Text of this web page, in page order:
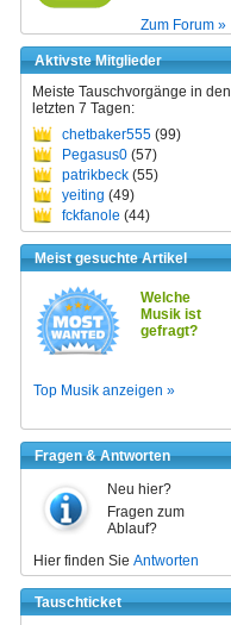
Zum Forum »
Aktivste Mitglieder
Meiste Tauschvorgänge in den
letzten 7 Tagen:
chetbaker555 (99)
Pegasus0 (57)
patrikbeck (55)
yeiting (49)
fckfanole (44)
Meist gesuchte Artikel
Welche
Musik ist
gefragt?
Top Musik anzeigen »
Fragen & Antworten
Neu hier?
Fragen zum
Ablauf?
Hier finden Sie Antworten
Tauschticket